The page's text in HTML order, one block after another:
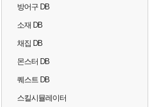
방어구 DB
소재 DB
채집 DB
몬스터 DB
퀘스트 DB
스킬시뮬레이터